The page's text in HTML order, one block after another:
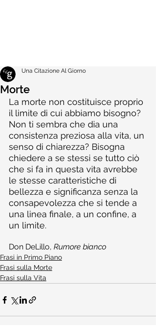
Morte
Una Citazione Al Giorno
La morte non costituisce proprio
il limite di cui abbiamo bisogno?
Non ti sembra che dia una
consistenza preziosa alla vita, un
senso di chiarezza? Bisogna
chiedere a se stessi se tutto ciò
che si fa in questa vita avrebbe
le stesse caratteristiche di
bellezza e significanza senza la
consapevolezza che si tende a
una linea finale, a un confine, a
un limite.
Don DeLillo, Rumore bianco
Frasi in Primo Piano
Frasi sulla Morte
Frasi sulla Vita